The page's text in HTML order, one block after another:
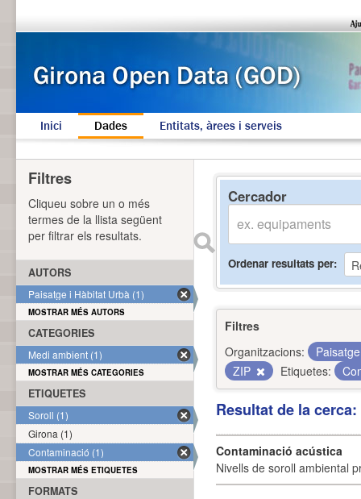
Inici Dades Entitats, àrees i serveis
Cercador
Ordenar resultats per
Filtres
Organitzacions:
ZIP
Etiquetes:
Resultat de la
Contaminació acústica
Nivells de soroll ambiental
Filtres
Cliqueu sobre un o més
termes de la llista següent
per filtrar els resultats.
AUTORS
Paisatge i Hàbitat Urbà (1)
MOSTRAR MÉS AUTORS
CATEGORIES
Medi ambient (1)
MOSTRAR MÉS CATEGORIES
ETIQUETES
Soroll (1)
Girona (1)
Contaminació (1)
MOSTRAR MÉS ETIQUETES
FORMATS